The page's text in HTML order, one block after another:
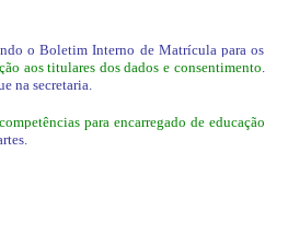
o Boletim Interno de Matrícula para os
aos titulares dos dados e consentimento.
na secretaria.
para encarregado de educação